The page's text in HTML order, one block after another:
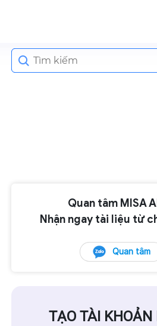
Search
for:
Quan tâm MISA
Nhận ngay tài liệu từ
Quan tâm
TẠO TÀI KHOẢN